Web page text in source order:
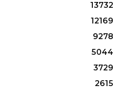
13732
12169
9278
5044
3729
2615